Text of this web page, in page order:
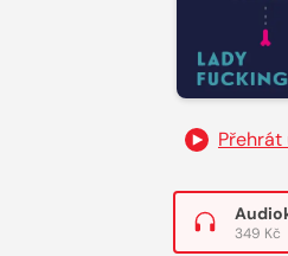
Přehrát
349 Kč